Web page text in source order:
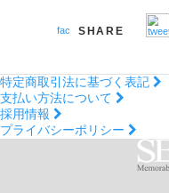
SHARE
特定商取引法に基づく表記
支払い方法について
採用情報
プライバシーポリシー